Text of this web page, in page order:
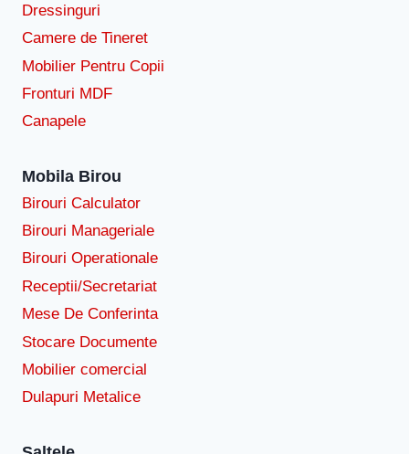
Dressinguri
Camere de Tineret
Mobilier Pentru Copii
Fronturi MDF
Canapele
Mobila Birou
Birouri Calculator
Birouri Manageriale
Birouri Operationale
Receptii/Secretariat
Mese De Conferinta
Stocare Documente
Mobilier comercial
Dulapuri Metalice